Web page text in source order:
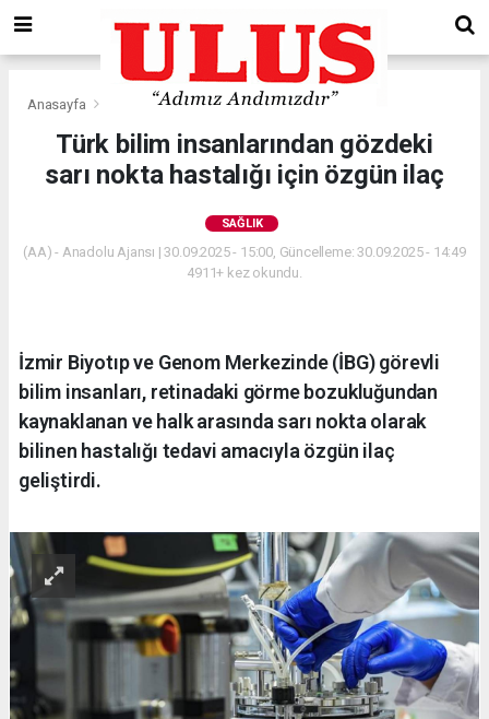
Anasayfa
Türk bilim insanlarından gözdeki
sarı nokta hastalığı için özgün ilaç
SAĞLIK
(AA) - Anadolu Ajansı | 30.09.2025 - 15:00, Güncelleme: 30.09.2025 - 14:49
4911+ kez okundu.
İzmir Biyotıp ve Genom Merkezinde (İBG) görevli
bilim insanları, retinadaki görme bozukluğundan
kaynaklanan ve halk arasında sarı nokta olarak
bilinen hastalığı tedavi amacıyla özgün ilaç
geliştirdi.